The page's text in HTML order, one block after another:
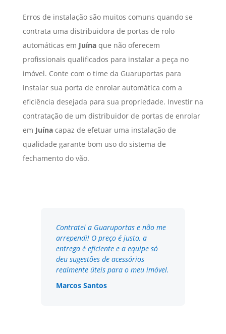
Erros de instalação são muitos comuns quando se
contrata uma distribuidora de portas de rolo
automáticas em Juínaque não oferecem
profissionais qualificados para instalar a peça no
imóvel. Conte com o time da Guaruportas para
instalar sua porta de enrolar automática com a
eficiência desejada para sua propriedade. Investir na
contratação de um distribuidor de portas de enrolar
em Juínacapaz de efetuar uma instalação de
qualidade garante bom uso do sistema de
fechamento do vão.
Contratei a Guaruportas e não me
arrependi! O preço é justo, a
entrega é eficiente e a equipe só
deu sugestões de acessórios
realmente úteis para o meu imóvel.
Marcos Santos